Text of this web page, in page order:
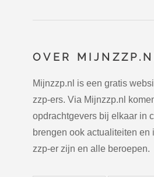
OVER
Mijnzzp.nl is een gratis
zzp-ers. Via Mijnzzp.nl
opdrachtgevers bij elkaar in
brengen ook actualiteiten en
zzp-er zijn en alle beroepen.